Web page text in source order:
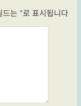
드는 *로 표시됩니다